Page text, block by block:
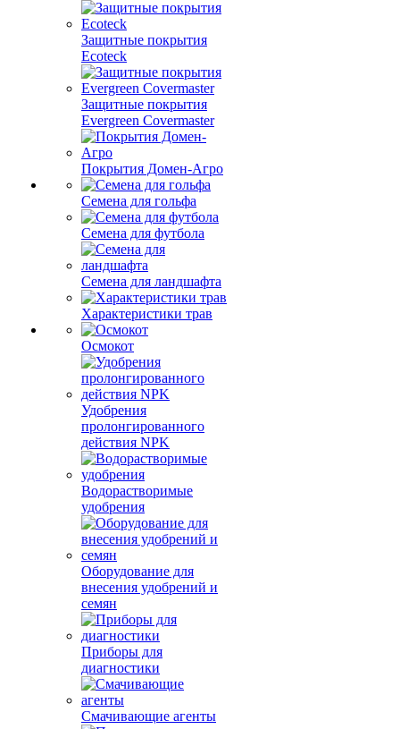
Защитные покрытия
Ecoteck
Защитные покрытия
Evergreen Covermaster
Покрытия Домен-Агро
Семена для гольфа
Семена для футбола
Семена для ландшафта
Характеристики трав
Осмокот
Удобрения
пролонгированного
действия NPK
Водорастворимые
удобрения
Оборудование для
внесения удобрений и
семян
Приборы для
диагностики
Смачивающие агенты